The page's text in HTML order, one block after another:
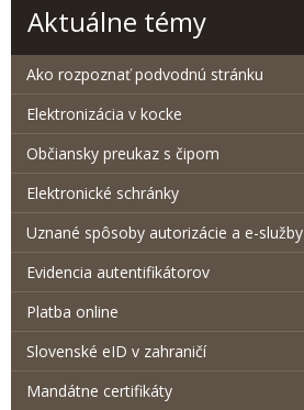
Aktuálne témy
Ako rozpoznať podvodnú stránku
Elektronizácia v kocke
Občiansky preukaz s čipom
Elektronické schránky
Uznané spôsoby autorizácie a e-služby
Evidencia autentifikátorov
Platba online
Slovenské eID v zahraničí
Mandátne certifikáty